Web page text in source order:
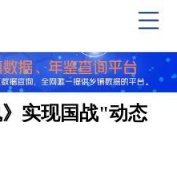
实现国战"动态